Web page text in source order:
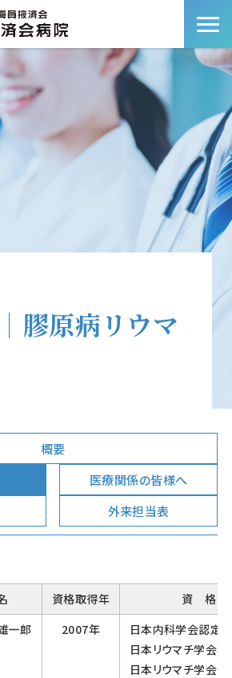
膠原病リウマ
概要
医療関係の皆様へ
外来担当表
資格取得年
資 格
一郎 2007年
日本内科学会認定
日本リウマチ学会
日本リウマチ学会